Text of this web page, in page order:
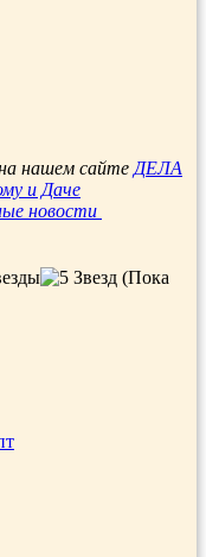
нашем сайте ДЕЛА
и Даче
новости
(Пока